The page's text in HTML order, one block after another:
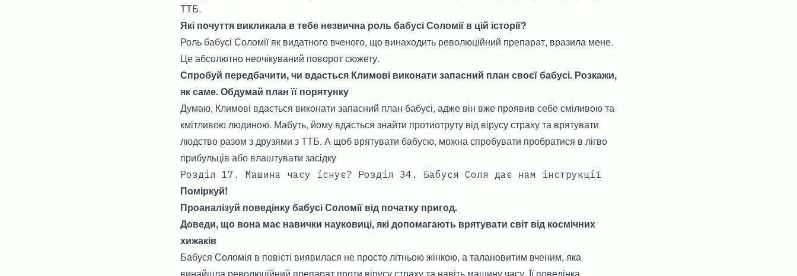
ТТБ.
Які почуття викликала в тебе незвична роль бабусі Соломії в цій історії?
Роль бабусі Соломії як видатного вченого, що винаходить революційний препарат, вразила мене.
Це абсолютно неочікуваний поворот сюжету.
Спробуй передбачити, чи вдасться Климові виконати запасний план своєї бабусі. Розкажи,
як саме. Обдумай план її порятунку
Думаю, Климові вдасться виконати запасний план бабусі, адже він вже проявив себе сміливою та
кмітливою людиною. Мабуть, йому вдасться знайти протиотруту від вірусу страху та врятувати
людство разом з друзями з ТТБ. А щоб врятувати бабусю, можна спробувати пробратися в лігво
прибульців або влаштувати засідку
Розділ 17. Машина часу існує? Розділ 34. Бабуся Соля дає нам інструкції
Поміркуй!
Проаналізуй поведінку бабусі Соломії від початку пригод.
Доведи, що вона має навички науковиці, які допомагають врятувати світ від космічних
хижаків
Бабуся Соломія в повісті виявилася не просто літньою жінкою, а талановитим вченим, яка